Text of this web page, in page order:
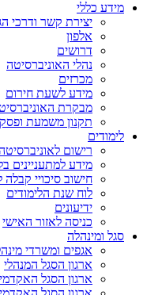
מידע כללי
יצירת קשר ודרכי
אלפון
דרושים
נהלי האוניברסיטה
מכרזים
מידע לשעת חירום
מבקרת
תקנון משמעת
לימודים
רישום
מידע למתעניינים
חישוב סיכויי
לוח שנת הלימודים
ידיעונים
כניסה לאזור האישי
סגל ומינהלה
אגפים ומשרדי
ארגון הסגל המנהלי
ארגון הסגל